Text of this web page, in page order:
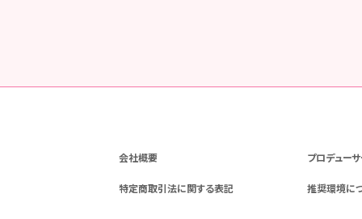
会社概要 プロデュー
特定商取引法に関する表記 推奨環境に